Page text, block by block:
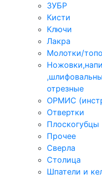
ЗУБР
Кисти
Ключи
Лакра
Молотки/
отрезные
ОРМИС
Отвертки
Плоскогубцы
Прочее
Сверла
Столица
Шпатели и